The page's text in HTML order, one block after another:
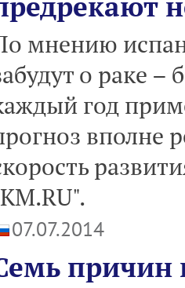
мнению
о раке –
год
вполне
07.07.2014
причин